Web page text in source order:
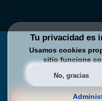
Tu privacidad es
Usamos cookies
sitio funcione
No, gracias